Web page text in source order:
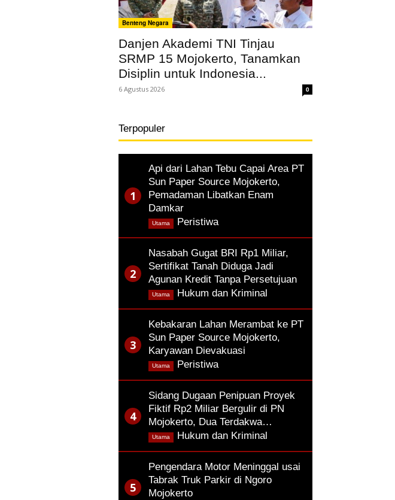
Benteng Negara
Danjen Akademi TNI Tinjau
SRMP 15 Mojokerto, Tanamkan
Disiplin untuk Indonesia...
6 Agustus 2026 0
Terpopuler
Api dari Lahan Tebu Capai Area PT
Sun Paper Source Mojokerto,
Pemadaman Libatkan Enam
Damkar
Peristiwa,
Utama
Nasabah Gugat BRI Rp1 Miliar,
Sertifikat Tanah Diduga Jadi
Agunan Kredit Tanpa Persetujuan
Hukum dan Kriminal
Utama
Kebakaran Lahan Merambat ke PT
Sun Paper Source Mojokerto,
Karyawan Dievakuasi
Peristiwa,
Utama
Sidang Dugaan Penipuan Proyek
Fiktif Rp2 Miliar Bergulir di PN
Mojokerto, Dua Terdakwa…
Hukum dan Kriminal
Utama
Pengendara Motor Meninggal usai
Tabrak Truk Parkir di Ngoro
Mojokerto